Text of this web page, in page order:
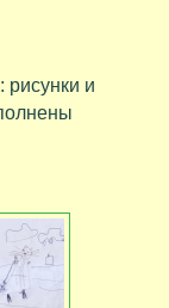
рисунки и